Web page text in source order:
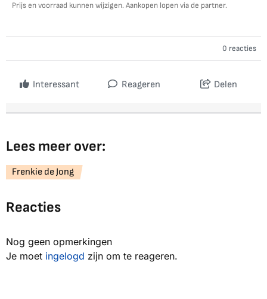
Prijs en voorraad kunnen wijzigen. Aankopen lopen via de partner.
0 reacties
Interessant Reageren Delen
Lees meer over:
Frenkie de Jong
Reacties
Nog geen opmerkingen
Je moet ingelogd zijn om te reageren.